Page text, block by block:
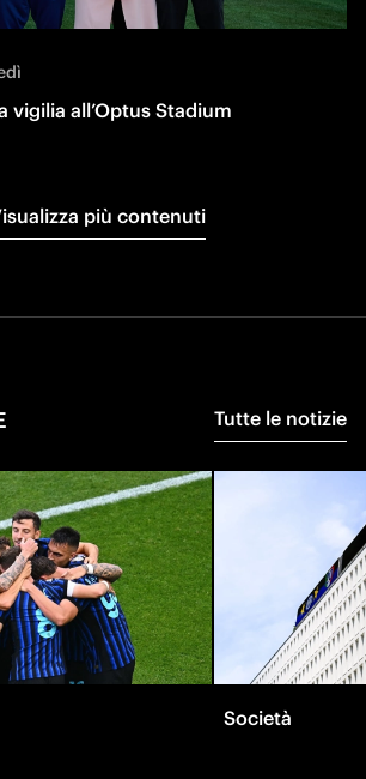
vigilia all’Optus Stadium
più contenuti
Tutte le notizie
Società